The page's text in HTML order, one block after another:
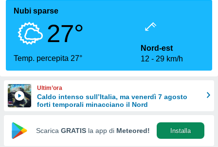
per
le
di
Web
Nubi sparse
27°
Temp. percepita 27°
Nord-est
12
29 km/h
Ultim’ora
Caldo intenso sull’Italia, ma venerdì 7 agosto
forti temporali minacciano il Nord
Scarica GRATIS la app di Meteored! Installa